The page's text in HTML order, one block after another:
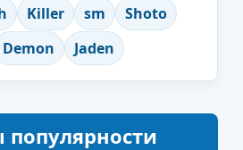
Killer sm
Shoto
Demon Jaden
популярности